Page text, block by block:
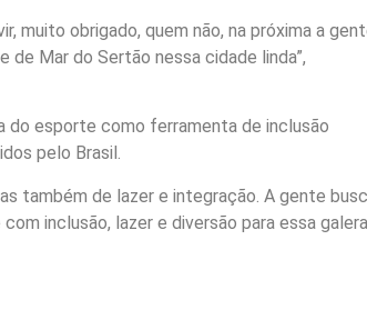
muito obrigado, quem não, na próxima a
de Mar do Sertão nessa cidade linda”,
do esporte como ferramenta de inclusão
pelo Brasil.
também de lazer e integração. A gente
inclusão, lazer e diversão para essa galera